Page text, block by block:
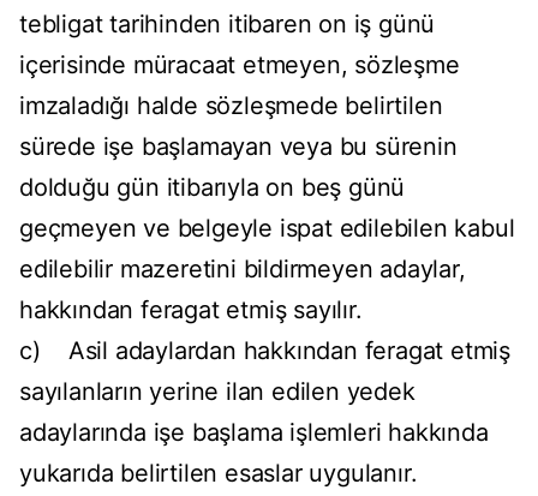
tebligat tarihinden itibaren on iş günü
içerisinde müracaat etmeyen, sözleşme
imzaladığı halde sözleşmede belirtilen
sürede işe başlamayan veya bu sürenin
dolduğu gün itibarıyla on beş günü
geçmeyen ve belgeyle ispat edilebilen kabul
edilebilir mazeretini bildirmeyen adaylar,
hakkından feragat etmiş sayılır.
c) Asil adaylardan hakkından feragat etmiş
sayılanların yerine ilan edilen yedek
adaylarında işe başlama işlemleri hakkında
yukarıda belirtilen esaslar uygulanır.